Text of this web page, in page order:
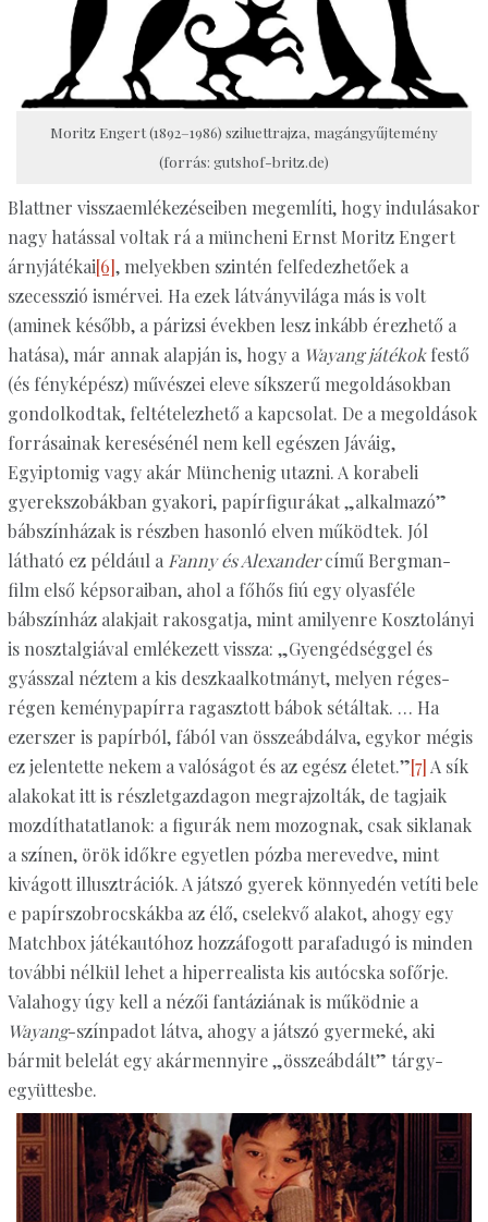
Moritz Engert (1892–1986) sziluettrajza, magángyűjtemény
(forrás: gutshof-britz.de)
Blattner visszaemlékezéseiben megemlíti, hogy indulásakor
nagy hatással voltak rá a müncheni Ernst Moritz Engert
árnyjátékai[6], melyekben szintén felfedezhetőek a
szecesszió ismérvei. Ha ezek látványvilága más is volt
(aminek később, a párizsi években lesz inkább érezhető a
hatása), már annak alapján is, hogy a Wayang játékokfestő
(és fényképész) művészei eleve síkszerű megoldásokban
gondolkodtak, feltételezhető a kapcsolat. De a megoldások
forrásainak keresésénél nem kell egészen Jáváig,
Egyiptomig vagy akár Münchenig utazni. A korabeli
gyerekszobákban gyakori, papírfigurákat „alkalmazó”
bábszínházak is részben hasonló elven működtek. Jól
látható ez például a Fanny és Alexandercímű Bergman-
film első képsoraiban, ahol a főhős fiú egy olyasféle
bábszínház alakjait rakosgatja, mint amilyenre Kosztolányi
is nosztalgiával emlékezett vissza: „Gyengédséggel és
gyásszal néztem a kis deszkaalkotmányt, melyen réges-
régen keménypapírra ragasztott bábok sétáltak. … Ha
ezerszer is papírból, fából van összeábdálva, egykor mégis
ez jelentette nekem a valóságot és az egész életet.”[7] A sík
alakokat itt is részletgazdagon megrajzolták, de tagjaik
mozdíthatatlanok: a figurák nem mozognak, csak siklanak
a színen, örök időkre egyetlen pózba merevedve, mint
kivágott illusztrációk. A játszó gyerek könnyedén vetíti bele
e papírszobrocskákba az élő, cselekvő alakot, ahogy egy
Matchbox játékautóhoz hozzáfogott parafadugó is minden
további nélkül lehet a hiperrealista kis autócska sofőrje.
Valahogy úgy kell a nézői fantáziának is működnie a
Wayang-színpadot látva, ahogy a játszó gyermeké, aki
bármit belelát egy akármennyire „összeábdált” tárgy-
együttesbe.